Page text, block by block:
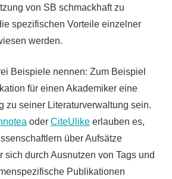
von SB schmackhaft zu
spezifischen Vorteile einzelner
werden.
Beispiele nennen: Zum Beispiel
für einen Akademiker eine
zu seiner Literaturverwaltung sein.
oder CiteUlike erlauben es,
über Aufsätze
sich durch Ausnutzen von Tags und
Publikationen